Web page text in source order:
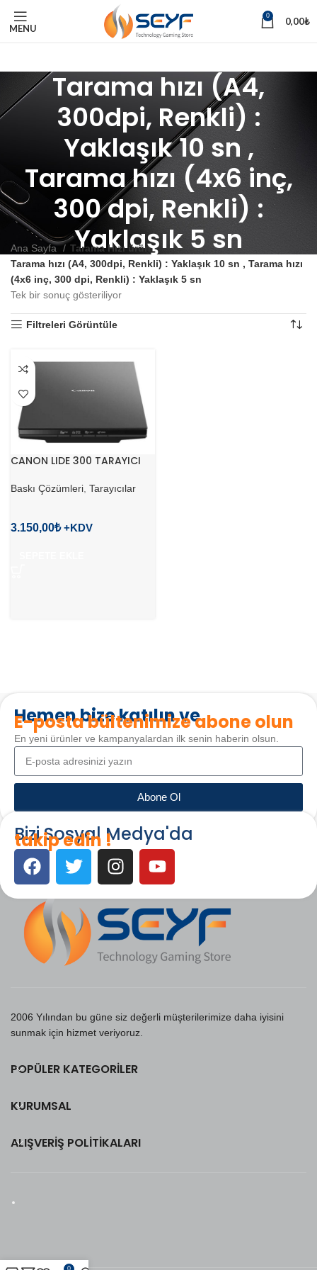
MENU
0 0,00₺
Tarama hızı (A4,
300dpi, Renkli) :
Yaklaşık 10 sn ,
Tarama hızı (4x6 inç,
300 dpi, Renkli) :
Yaklaşık 5 sn
Ana Sayfa
Tarama Hızı ürün
Tarama hızı (A4, 300dpi, Renkli) : Yaklaşık 10 sn , Tarama hızı
(4x6 inç, 300 dpi, Renkli) : Yaklaşık 5 sn
Tek bir sonuç gösteriliyor
Filtreleri Görüntüle
CANON LIDE 300 TARAYICI
Baskı Çözümleri Tarayıcılar
3.150,00₺
Hemen bize katılın ve
E-posta bültenimize abone olun
En yeni ürünler ve kampanyalardan ilk senin haberin olsun.
Abone Ol
Bizi Sosyal Medya'da
takip edin !
2006 Yılından bu güne siz değerli müşterilerimize daha iyisini
sunmak için hizmet veriyoruz.
POPÜLER KATEGORILER
KURUMSAL
ALIŞVERIŞ POLITIKALARI
0